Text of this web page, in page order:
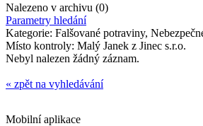
Nalezeno v archivu (0)
Parametry hledání
Kategorie: Falšované potraviny,
Místo kontroly: Malý Janek z Jinec s.r.o.
Nebyl nalezen žádný záznam.
« zpět na vyhledávání
Mobilní aplikace